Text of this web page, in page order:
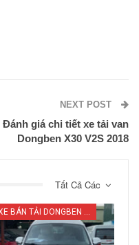
NEXT POST
Đánh giá chi tiết xe tải van
Dongben X30 V2S 2018
Tất Cả Các
XE BÁN TẢI DONGBEN X30